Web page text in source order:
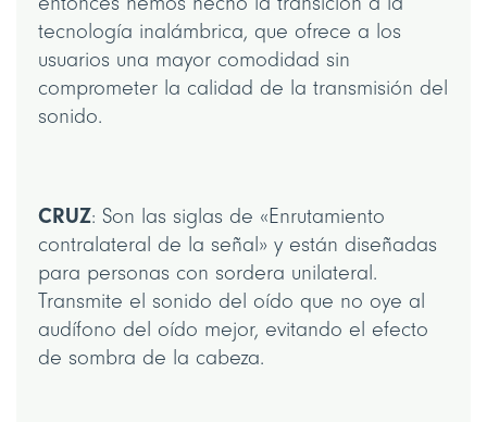
tecnología inalámbrica, que ofrece a los
usuarios una mayor comodidad sin
comprometer la calidad de la transmisión del
sonido.
CRUZ: Son las siglas de «Enrutamiento
contralateral de la señal» y están diseñadas
para personas con sordera unilateral.
Transmite el sonido del oído que no oye al
audífono del oído mejor, evitando el efecto
de sombra de la cabeza.